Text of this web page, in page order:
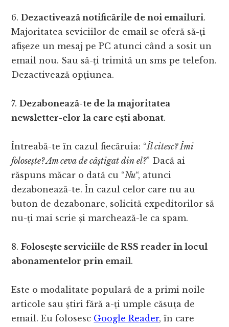
6.Dezactivează notificările de noi emailuri.
Majoritatea seviciilor de email se oferă să-ți
afișeze un mesaj pe PC atunci când a sosit un
email nou. Sau să-ți trimită un sms pe telefon.
Dezactivează opțiunea.
7.Dezabonează-te de la majoritatea
newsletter-elor la care ești abonat.
Întreabă-te în cazul fiecăruia: “Îl citesc? Îmi
folosește? Am ceva de câștigat din el?” Dacă ai
răspuns măcar o dată cu “Nu“, atunci
dezabonează-te. În cazul celor care nu au
buton de dezabonare, solicită expeditorilor să
nu-ți mai scrie și marchează-le ca spam.
8.Folosește serviciile de RSS reader în locul
abonamentelor prin email.
Este o modalitate populară de a primi noile
articole sau știri fără a-ți umple căsuța de
email. Eu folosesc Google Reader, în care